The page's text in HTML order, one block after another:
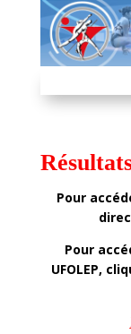
Pour
Pour
UFOLEP,